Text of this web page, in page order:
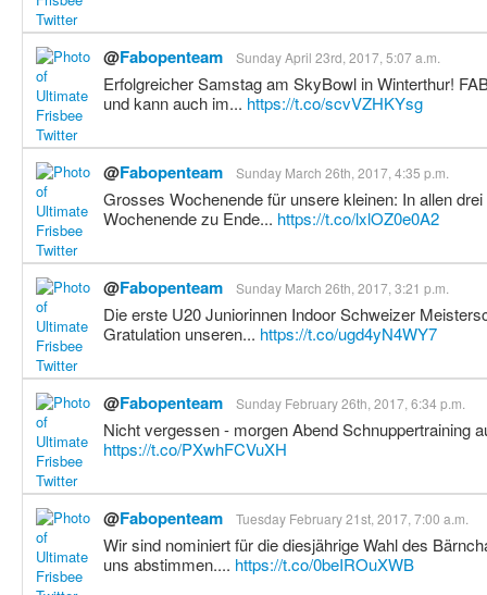
@Fabopenteam Sunday April 23rd, 2017, 5:07 a.m.
Erfolgreicher Samstag am SkyBowl in Winterthur!
und kann auch im... https://t.co/scvVZHKYsg
@Fabopenteam Sunday March 26th, 2017, 4:35 p.m.
Grosses Wochenende für unsere kleinen: In allen
Wochenende zu Ende... https://t.co/lxlOZ0e0A2
@Fabopenteam Sunday March 26th, 2017, 3:21 p.m.
Die erste U20 Juniorinnen Indoor Schweizer
Gratulation unseren... https://t.co/ugd4yN4WY7
@Fabopenteam Sunday February 26th, 2017, 6:34 p.m.
Nicht vergessen - morgen Abend Schnuppertraining
https://t.co/PXwhFCVuXH
@Fabopenteam Tuesday February 21st, 2017, 7:00 a.m.
Wir sind nominiert für die diesjährige Wahl des
uns abstimmen.... https://t.co/0beIROuXWB